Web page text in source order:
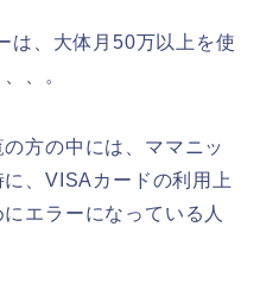
は、大体月50万以上を使
、。
方の中には、ママニッ
、VISAカードの利用上
エラーになっている人